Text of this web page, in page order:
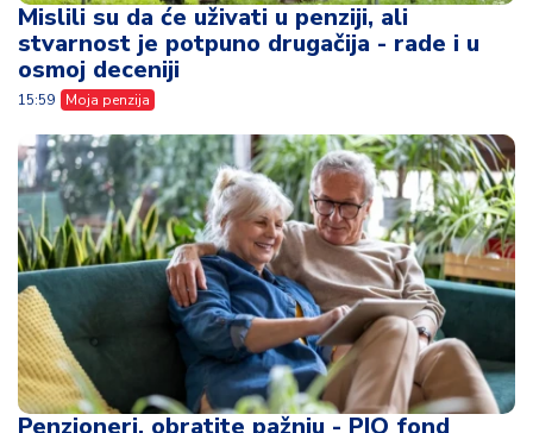
Mislili su da će uživati u penziji, ali
stvarnost je potpuno drugačija - rade i u
osmoj deceniji
15:59 Moja penzija
Penzioneri, obratite pažnju - PIO fond